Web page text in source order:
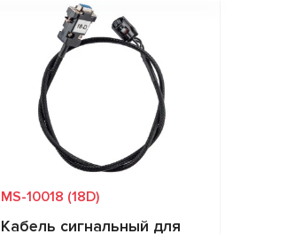
Zapytaj o cenę
Pokrycie pojazdów
AUDI, CITROEN,
CUPRA, DS,
MERCEDES-BENZ,
OPEL, PEUGEOT,
SEAT, VW
MS-10018 (18D)
Кабель сигнальный для